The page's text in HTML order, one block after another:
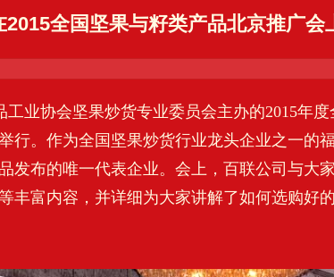
2015全国坚果与籽类产品北京推广会
业协会坚果炒货专业委员会主办的2015年
行。作为全国坚果炒货行业龙头企业之一的
发布的唯一代表企业。会上，百联公司与大
丰富内容，并详细为大家讲解了如何选购好